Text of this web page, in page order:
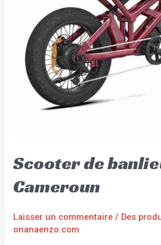
Scooter de
Cameroun
Laisser un commentaire / Des
onanaenzo.com